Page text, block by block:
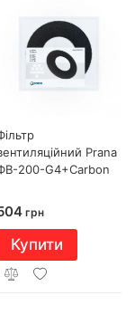
Prana
200-G4+Carbon
грн
Купити